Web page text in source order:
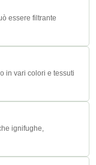
essere filtrante
in vari colori e tessuti
ignifughe,